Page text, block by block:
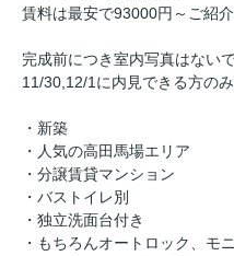
賃料は最安で93000円～ご紹介
完成前につき室内写真はないで
11/30,12/1に内見できる方の
・新築
・人気の高田馬場エリア
・分譲賃貸マンション
・バストイレ別
・独立洗面台付き
・もちろんオートロック、モ